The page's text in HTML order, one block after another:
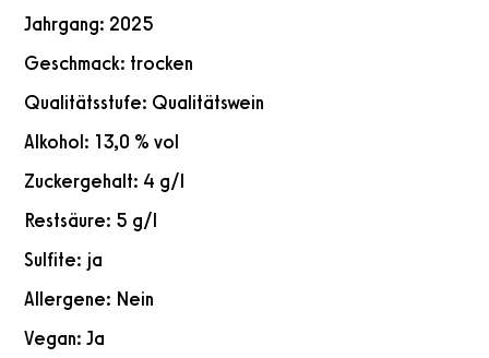
Jahrgang: 2025
Geschmack: trocken
Qualitätsstufe: Qualitätswein
Alkohol: 13,0 % vol
Zuckergehalt: 4 g/l
Restsäure: 5 g/l
Sulfite: ja
Allergene: Nein
Vegan: Ja